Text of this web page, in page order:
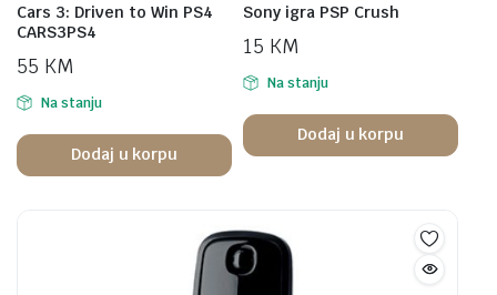
Cars 3: Driven to Win PS4
CARS3PS4
55 KM
Na stanju
Dodaj u korpu
Sony igra PSP Crush
15 KM
Na stanju
Dodaj u korpu